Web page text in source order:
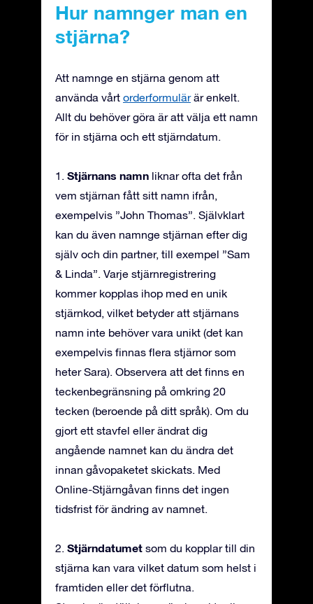
Hur namnger man en
stjärna?
Att namnge en stjärna genom att
använda vårt orderformulärär enkelt.
Allt du behöver göra är att välja ett namn
för in stjärna och ett stjärndatum.
1. Stjärnans namn liknar ofta det från
vem stjärnan fått sitt namn ifrån,
exempelvis ”John Thomas”. Självklart
kan du även namnge stjärnan efter dig
själv och din partner, till exempel ”Sam
& Linda”. Varje stjärnregistrering
kommer kopplas ihop med en unik
stjärnkod, vilket betyder att stjärnans
namn inte behöver vara unikt (det kan
exempelvis finnas flera stjärnor som
heter Sara). Observera att det finns en
teckenbegränsning på omkring 20
tecken (beroende på ditt språk). Om du
gjort ett stavfel eller ändrat dig
angående namnet kan du ändra det
innan gåvopaketet skickats. Med
Online-Stjärngåvan finns det ingen
tidsfrist för ändring av namnet.
2. Stjärndatumet som du kopplar till din
stjärna kan vara vilket datum som helst i
framtiden eller det förflutna.